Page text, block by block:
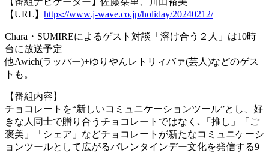
【URL】 https://www.j-wave.co.jp/holiday/20240212/
Chara・SUMIREによるゲスト対談「溶け合う２人」は10時
台に放送予定
他Awich(ラッパー)+ゆりやんレトリィバァ(芸人)などのゲス
トも。
【番組内容】
チョコレートを“新しいコミュニケーションツール”とし、好
きな人同士で贈り合うチョコレートではなく､「推し」「ご
褒美」「シェア」などチョコレートが新たなコミュニケーシ
ョンツールとして広がるバレンタインデー文化を発信する9